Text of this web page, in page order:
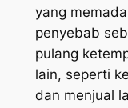
yang
penyebab
pulang
lain, seperti
dan menjual